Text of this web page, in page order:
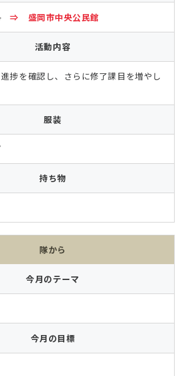
⇒ 盛岡市中央公民館
活動内容
捗を確認し、さらに修了課目を増やし
服装
持ち物
隊から
今月のテーマ
今月の目標